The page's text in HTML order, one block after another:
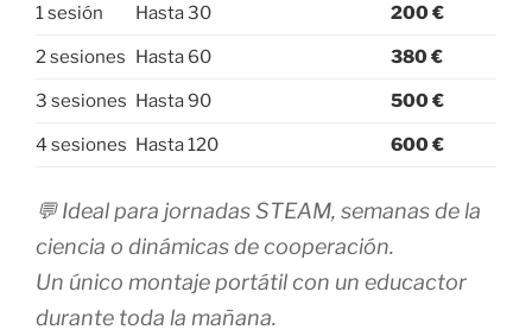
1 sesión Hasta 30 200 €
2 sesiones Hasta 60 380 €
3 sesiones Hasta 90 500 €
4 sesiones Hasta 120 600 €
💬 Ideal para jornadas STEAM, semanas de la
ciencia o dinámicas de cooperación.
Un único montaje portátil con un educactor
durante toda la mañana.